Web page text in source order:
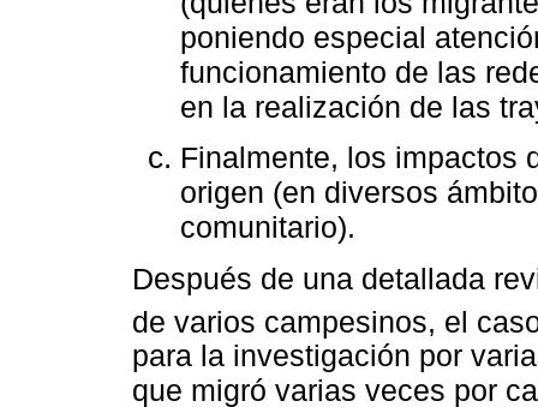
poniendo especial
funcionamiento de las
en la realización de las
Finalmente, los impactos
origen (en diversos
comunitario).
Después de una detallada
de varios campesinos, el
para la investigación por
que migró varias veces por